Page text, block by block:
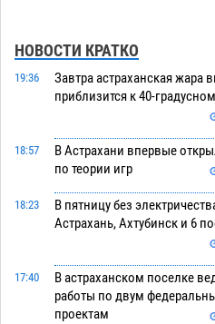
НОВОСТИ КРАТКО
19:36
Завтра астраханская жара
приблизится к 40-
18:57
В Астрахани впервые
по теории игр
18:23
В пятницу без
Астрахань, Ахтубинск и 6
17:40
В астраханском поселке
работы по двум
проектам